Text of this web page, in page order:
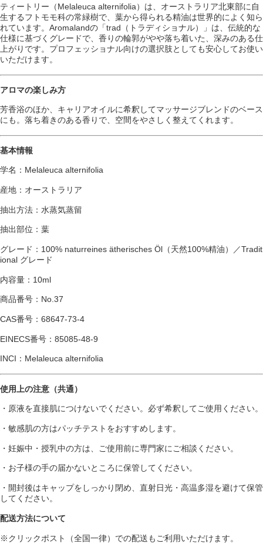
ティートリー（Melaleuca alternifolia）は、オーストラリア北東部に自
生するフトモモ科の常緑樹で、葉から得られる精油は世界的によく知ら
れています。Aromalandの「trad（トラディショナル）」は、伝統的な
仕様に基づくグレードで、香りの輪郭がやや落ち着いた、深みのある仕
上がりです。プロフェッショナル向けの選択肢としても安心してお使い
いただけます。
アロマの楽しみ方
芳香浴のほか、キャリアオイルに希釈してマッサージブレンドのベース
にも。落ち着きのある香りで、空間をやさしく整えてくれます。
基本情報
学名：Melaleuca alternifolia
産地：オーストラリア
抽出方法：水蒸気蒸留
抽出部位：葉
グレード：100% naturreines ätherisches Öl（天然100%精油）／Tradit
ional グレード
内容量：10ml
商品番号：No.37
CAS番号：68647-73-4
EINECS番号：85085-48-9
INCI：Melaleuca alternifolia
使用上の注意（共通）
・原液を直接肌につけないでください。必ず希釈してご使用ください。
・敏感肌の方はパッチテストをおすすめします。
・妊娠中・授乳中の方は、ご使用前に専門家にご相談ください。
・お子様の手の届かないところに保管してください。
・開封後はキャップをしっかり閉め、直射日光・高温多湿を避けて保管
してください。
配送方法について
※クリックポスト（全国一律）での配送もご利用いただけます。